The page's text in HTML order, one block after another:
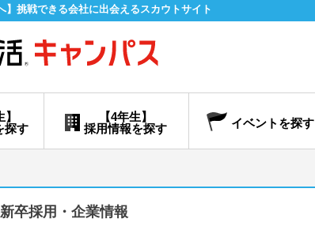
】挑戦できる会社に出会えるスカウトサイト
【4年生】
採用情報を探す
探す
イベントを探す
卒採用・企業情報